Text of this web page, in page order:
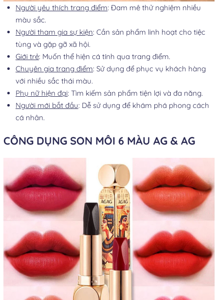
Người yêu thích trang điểm: Đam mê thử nghiệm nhiều
màu sắc.
Người tham gia sự kiện: Cần sản phẩm linh hoạt cho tiệc
tùng và gặp gỡ xã hội.
Giới trẻ: Muốn thể hiện cá tính qua trang điểm.
Chuyên gia trang điểm: Sử dụng để phục vụ khách hàng
với nhiều sắc thái màu.
Phụ nữ hiện đại: Tìm kiếm sản phẩm tiện lợi và đa năng.
Người mới bắt đầu: Dễ sử dụng để khám phá phong cách
cá nhân.
CÔNG DỤNG SON MÔI 6 MÀU AG & AG